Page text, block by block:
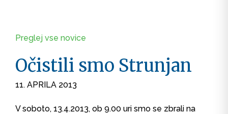
Preglej vse novice
Očistili smo Strunjan
11. APRILA 2013
V soboto, 13.4.2013, ob 9.00 uri smo se zbrali na